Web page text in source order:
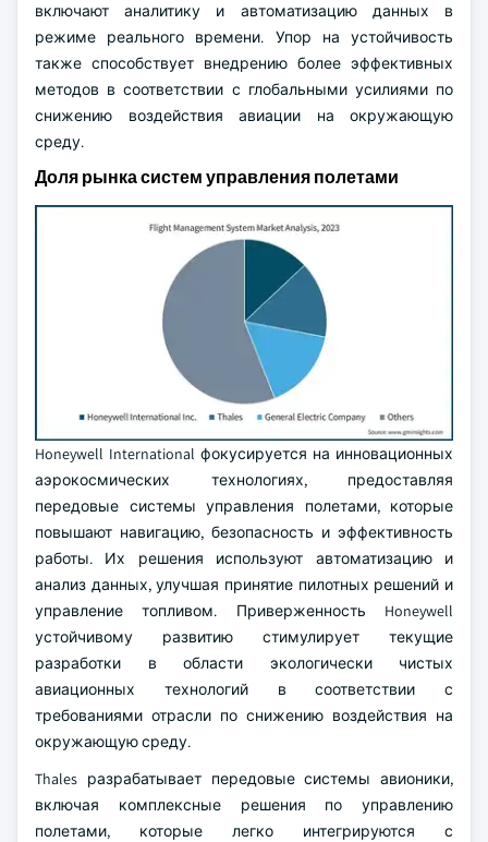
включают аналитику и автоматизацию данных в
режиме реального времени. Упор на устойчивость
также способствует внедрению более эффективных
методов в соответствии с глобальными усилиями по
снижению воздействия авиации на окружающую
среду.
Доля рынка систем управления полетами
Honeywell International фокусируется на инновационных
аэрокосмических технологиях, предоставляя
передовые системы управления полетами, которые
повышают навигацию, безопасность и эффективность
работы. Их решения используют автоматизацию и
анализ данных, улучшая принятие пилотных решений и
управление топливом. Приверженность Honeywell
устойчивому развитию стимулирует текущие
разработки в области экологически чистых
авиационных технологий в соответствии с
требованиями отрасли по снижению воздействия на
окружающую среду.
Thales разрабатывает передовые системы авионики,
включая комплексные решения по управлению
полетами, которые легко интегрируются с